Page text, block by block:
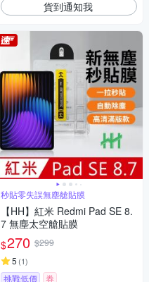
貨到通知我
秒貼零失誤無塵艙貼膜
【HH】紅米 Redmi Pad SE 8.
7 無塵太空艙貼膜
$270 $299
5 (1)
挑戰低價 券